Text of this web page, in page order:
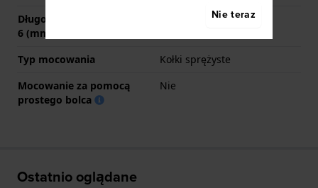
Długość paska na godzinie
6 (mm)
Typ mocowania
Kołki sprężyste
Mocowanie za pomocą
prostego bolca
Nie
Ostatnio oglądane
Nie teraz